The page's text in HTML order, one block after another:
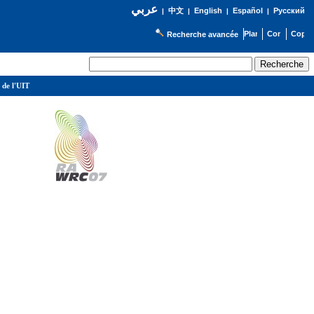
عربي| 中文| English | Español | Русский
Recherche avancée
de l'UIT